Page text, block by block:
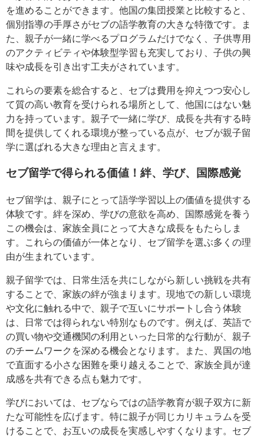
を進めることができます。他国の集団授業と比較すると、
個別指導の手厚さがセブの語学教育の大きな特徴です。ま
た、親子が一緒に学べるプログラムだけでなく、子供専用
のアクティビティや体験型学習も充実しており、子供の興
味や成長を引き出す工夫がされています。
これらの要素を総合すると、セブは費用を抑えつつ安心し
て質の高い教育を受けられる場所として、他国にはない魅
力を持っています。親子で一緒に学び、成長を共有する時
間を提供してくれる環境が整っている点が、セブが親子留
学に選ばれる大きな理由と言えます。
セブ留学で得られる価値！絆、学び、国際感覚
セブ留学は、親子にとって語学学習以上の価値を提供する
体験です。絆を深め、学びの意欲を高め、国際感覚を養う
この機会は、家族全員にとって大きな成長をもたらしま
す。これらの価値が一体となり、セブ留学を選ぶ多くの理
由が生まれています。
親子留学では、日常生活を共にしながら新しい挑戦を共有
することで、家族の絆が強まります。現地での新しい環境
や文化に触れる中で、親子で互いにサポートし合う体験
は、日常では得られない特別なものです。例えば、英語で
の買い物や交通機関の利用といった日常的な行動が、親子
のチームワークを深める機会となります。また、異国の地
で直面する小さな困難を乗り越えることで、家族全員が達
成感を共有できる点も魅力です。
学びにおいては、セブならではの語学教育が親子双方に新
たな可能性を広げます。特に親子が同じカリキュラムを受
けることで、お互いの成長を実感しやすくなります。セブ